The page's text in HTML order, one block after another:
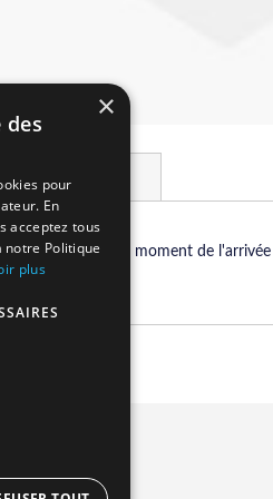
l'unanimité au moment de
More Information
×
des
pour
En
acceptez tous
notre Politique
plus